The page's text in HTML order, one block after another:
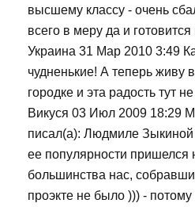
высшему классу - очень
всего в меру да и
Украина 31 Мар 2010 3:49
чудненькие! А теперь живу
городке и эта радость тут
Викуся 03 Июл 2009 18:29
писал(а): Людмиле Зыкиной
ее популярности пришелся
большинства нас,
проэкте не было ))) -